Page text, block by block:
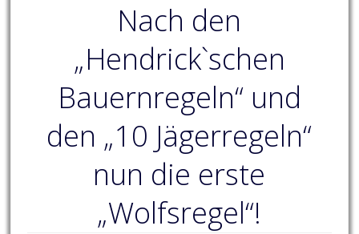
Nach den
„Hendrick`schen
Bauernregeln“ und
den „10 Jägerregeln“
nun die erste
„Wolfsregel“!